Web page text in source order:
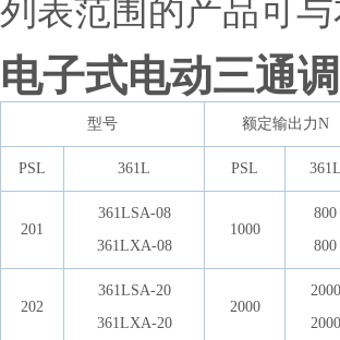
列表范围的产品可
电子式电动三通
型号 额定输出力N
PSL 361L PSL 361L
201
361LSA-08
361LXA-08
1000
800
800
202
361LSA-20
361LXA-20
2000
2000
2000